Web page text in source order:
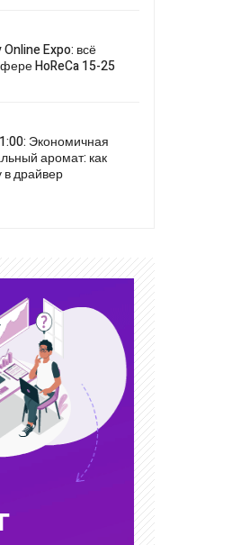
Expo: всё
HoReCa 15-25
Экономичная
аромат: как
в драйвер